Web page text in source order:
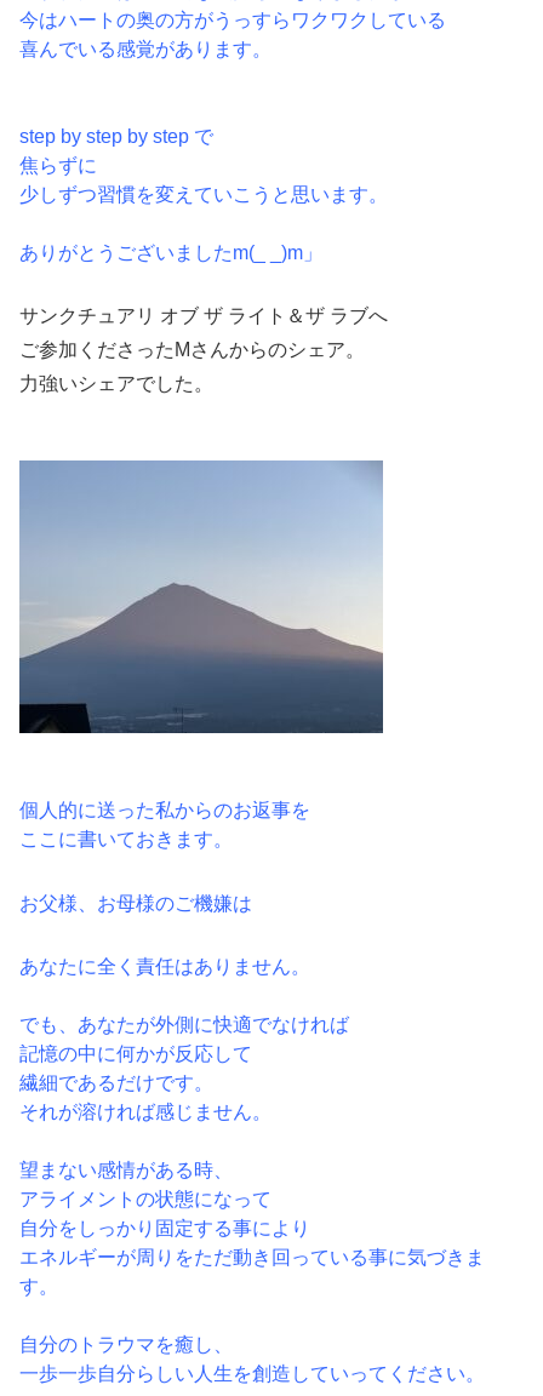
今はハートの奥の方がうっすらワクワクしている
喜んでいる感覚があります。
step by step by step で
焦らずに
少しずつ習慣を変えていこうと思います。
ありがとうございましたm(_ _)m」
サンクチュアリ オブ ザ ライト＆ザ ラブへ
ご参加くださったMさんからのシェア。
力強いシェアでした。
個人的に送った私からのお返事を
ここに書いておきます。
お父様、お母様のご機嫌は
あなたに全く責任はありません。
でも、あなたが外側に快適でなければ
記憶の中に何かが反応して
繊細であるだけです。
それが溶ければ感じません。
望まない感情がある時、
アライメントの状態になって
自分をしっかり固定する事により
エネルギーが周りをただ動き回っている事に気づきま
す。
自分のトラウマを癒し、
一歩一歩自分らしい人生を創造していってください。